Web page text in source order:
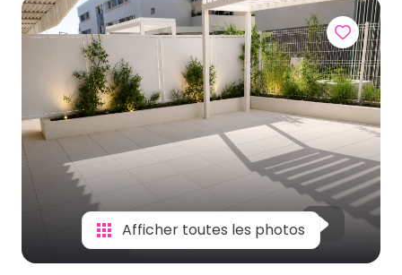
Afficher toutes les photos